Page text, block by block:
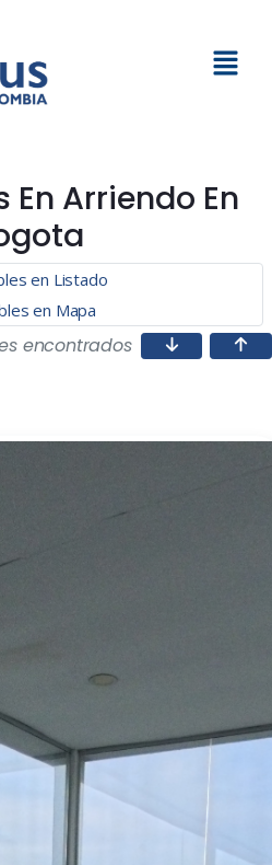
Arriendo En
en Listado
en Mapa
encontrados